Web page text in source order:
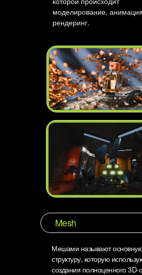
Mesh
Мешами называют
структуру, которую
создания полноценного 3D-
моделирование,
рендеринг.